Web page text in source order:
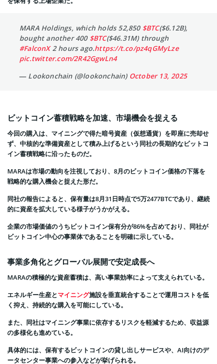
MARA Holdings, which holds 52,850 $BTC($6.12B),
bought another 400 $BTC($46.31M) through
#FalconX2 hours ago.https://t.co/pz4qGMyLze
pic.twitter.com/2R42GgwLn4
— Lookonchain (@lookonchain) October 13, 2025
ビットコイン蓄積戦略を加速、市場機会を捉える
今回の購入は、マイニングで得た暗号資産（仮想通貨）を即座に売却せ
ず、中核的な準備資産として積み上げるという同社の長期的なビットコ
イン蓄積戦略に沿ったものだ。
MARAは市場の動向を注視しており、8月のビットコイン価格の下落を
戦略的な購入機会と捉えた形だ。
同社の報告によると、保有量は8月31日時点で5万2477BTCであり、継続
的に資産を拡大している様子がうかがえる。
企業の市場価値のうちビットコイン保有分が86%を占めており、同社が
ビットコイン中心の事業体であることを明確に示している。
事業多角化とグローバル展開で安定成長へ
MARAの積極的な資産蓄積は、高い事業効率によって支えられている。
エネルギー生産とマイニング施設を垂直統合することで運用コストを低
く抑え、持続的な購入を可能にしている。
また、同社はマイニング事業に依存するリスクを軽減するため、収益源
の多様化も進めている。
具体的には、保有するビットコインの貸し出しサービスや、AI向けのデ
ータセンター事業への参入などが挙げられる。